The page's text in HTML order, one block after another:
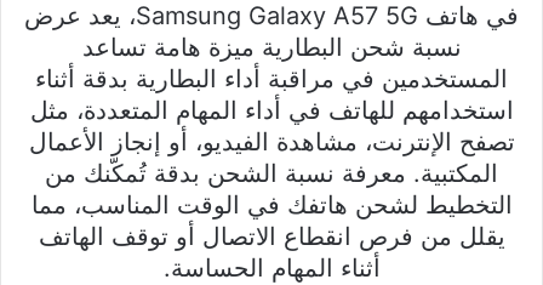
في هاتف Samsung Galaxy A57 5G، يعد عرض
نسبة شحن البطارية ميزة هامة تساعد
المستخدمين في مراقبة أداء البطارية بدقة أثناء
استخدامهم للهاتف في أداء المهام المتعددة، مثل
تصفح الإنترنت، مشاهدة الفيديو، أو إنجاز الأعمال
المكتبية. معرفة نسبة الشحن بدقة تُمكّنك من
التخطيط لشحن هاتفك في الوقت المناسب، مما
يقلل من فرص انقطاع الاتصال أو توقف الهاتف
أثناء المهام الحساسة.